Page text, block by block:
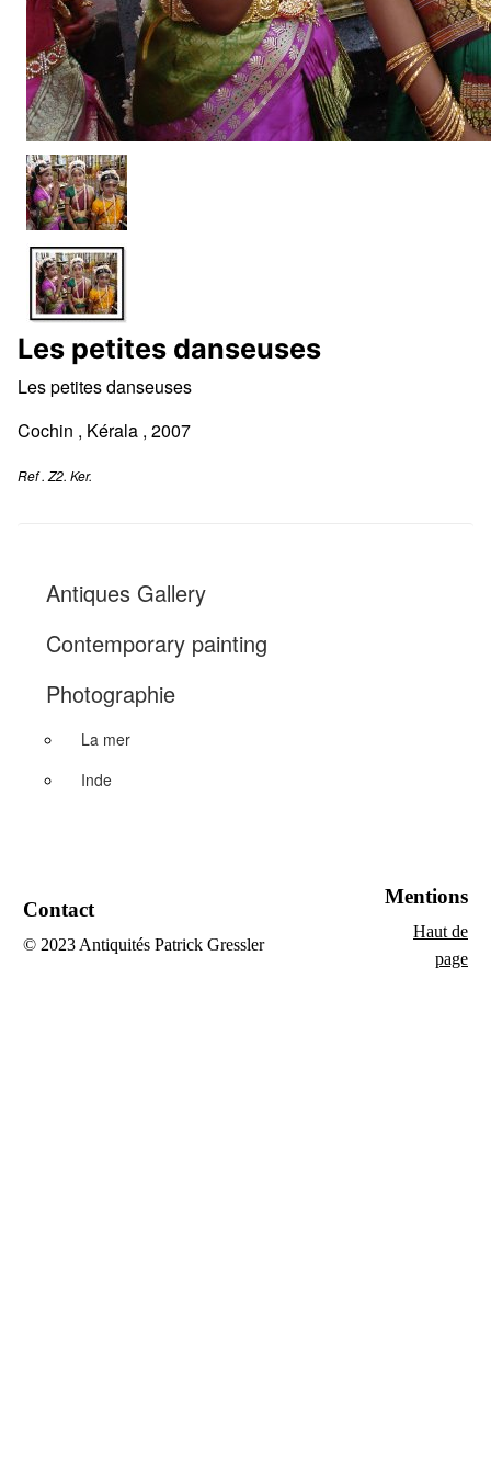
Antiques Gallery
Contemporary painting
Photographie
La mer
Inde
Les petites danseuses
Les petites danseuses
Cochin , Kérala , 2007
Ref . Z2. Ker.
Contact
© 2023 Antiquités Patrick Gressler
Mentions
Haut de
page